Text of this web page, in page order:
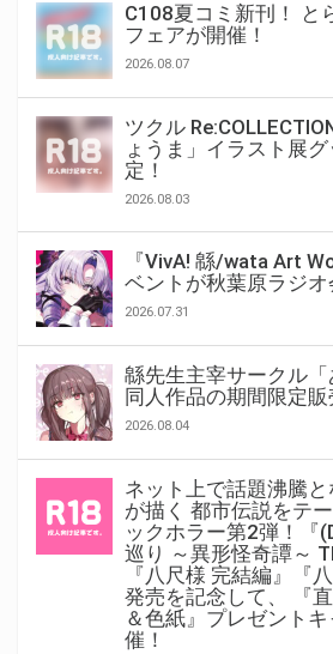
C108夏コミ新刊！ と
フェアが開催！
2026.08.07
ツクル
ょうま」イラスト展
定！
2026.08.03
『VivA! 緜/wata Art
ベントが秋葉原ラジオ
2026.07.31
緜先生主宰サークル「
同人作品の期間限定販
2026.08.04
ネット上で話題沸騰
が描く 都市伝説をテ
ックホラー第2弾！『
巡り ～異形怪奇譚～
『八尺様 完結編』『
発売を記念して、 『
＆色紙』プレゼント
催！